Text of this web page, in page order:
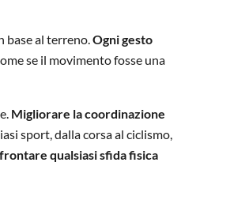
base al terreno.Ogni gesto
se il movimento fosse una
Migliorare la coordinazione
sport, dalla corsa al ciclismo,
qualsiasi sfida fisica